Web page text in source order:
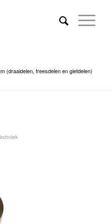
(draaidelen, freesdelen en gietdelen)